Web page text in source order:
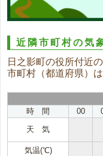
近隣市町村の気
日之影町の役所付近
市町村（都道府県）
時 間
00
天 気
気温(℃)